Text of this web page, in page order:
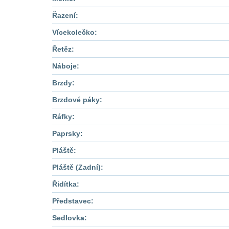
Řazení:
Vícekolečko:
Řetěz:
Náboje:
Brzdy:
Brzdové páky:
Ráfky:
Paprsky:
Pláště:
Pláště (Zadní):
Řidítka:
Představec:
Sedlovka: